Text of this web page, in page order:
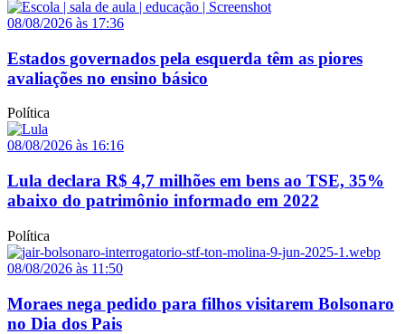
08/08/2026 às 17:36
Estados governados pela esquerda têm as piores
avaliações no ensino básico
Política
08/08/2026 às 16:16
Lula declara R$ 4,7 milhões em bens ao TSE, 35%
abaixo do patrimônio informado em 2022
Política
08/08/2026 às 11:50
Moraes nega pedido para filhos visitarem Bolsonaro
no Dia dos Pais